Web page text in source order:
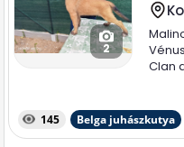
2
Clan
145 Belga juhászkutya